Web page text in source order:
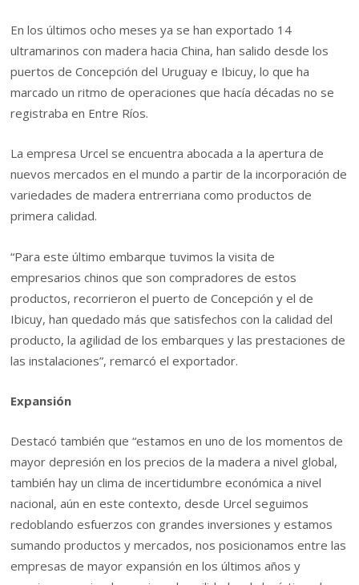
En los últimos ocho meses ya se han exportado 14
ultramarinos con madera hacia China, han salido desde los
puertos de Concepción del Uruguay e Ibicuy, lo que ha
marcado un ritmo de operaciones que hacía décadas no se
registraba en Entre Ríos.
La empresa Urcel se encuentra abocada a la apertura de
nuevos mercados en el mundo a partir de la incorporación de
variedades de madera entrerriana como productos de
primera calidad.
“Para este último embarque tuvimos la visita de
empresarios chinos que son compradores de estos
productos, recorrieron el puerto de Concepción y el de
Ibicuy, han quedado más que satisfechos con la calidad del
producto, la agilidad de los embarques y las prestaciones de
las instalaciones”, remarcó el exportador.
Expansión
Destacó también que “estamos en uno de los momentos de
mayor depresión en los precios de la madera a nivel global,
también hay un clima de incertidumbre económica a nivel
nacional, aún en este contexto, desde Urcel seguimos
redoblando esfuerzos con grandes inversiones y estamos
sumando productos y mercados, nos posicionamos entre las
empresas de mayor expansión en los últimos años y